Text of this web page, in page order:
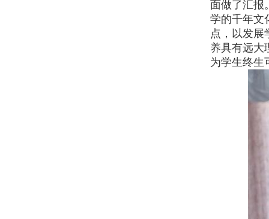
面做了汇报
学的千年文
点，以发展
养具有远大
为学生终生